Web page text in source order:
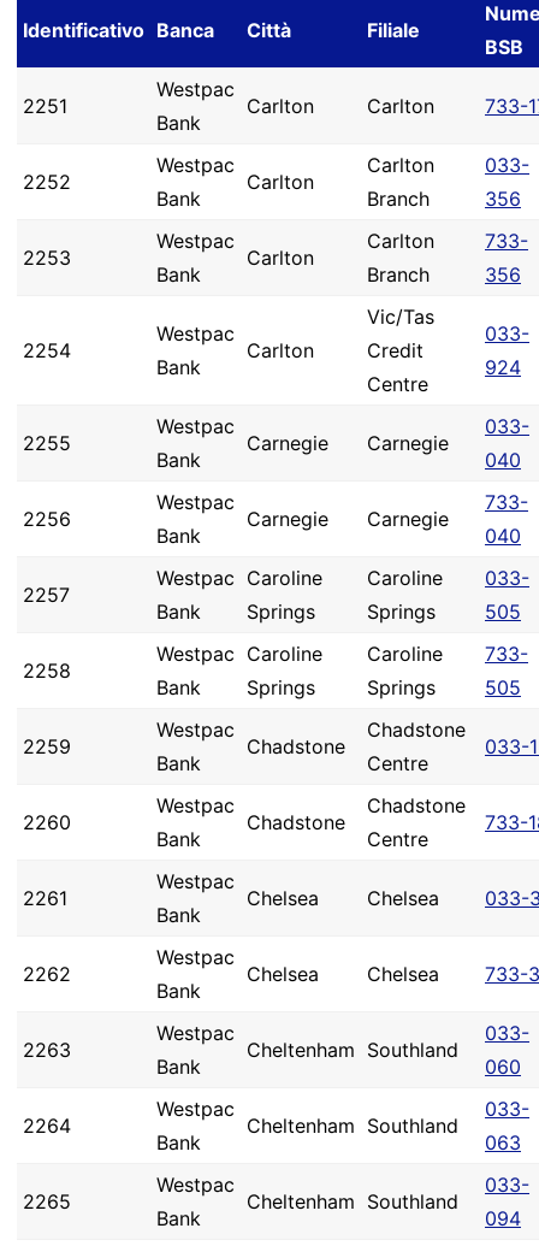
Identificativo Banca Città Filiale
BSB
2251
Westpac
Bank
Carlton Carlton 733-
2252
Westpac
Bank
Carlton
Carlton
Branch
033-
356
2253
Westpac
Bank
Carlton
Carlton
Branch
733-
356
2254
Westpac
Bank
Carlton
Vic/Tas
Credit
Centre
033-
924
2255
Westpac
Bank
Carnegie Carnegie
033-
040
2256
Westpac
Bank
Carnegie Carnegie
733-
040
2257
Westpac
Bank
Caroline
Springs
Caroline
Springs
033-
505
2258
Westpac
Bank
Caroline
Springs
Caroline
Springs
733-
505
2259
Westpac
Bank
Chadstone
Chadstone
Centre
033-
2260
Westpac
Bank
Chadstone
Chadstone
Centre
733-
2261
Westpac
Bank
Chelsea Chelsea 033-
2262
Westpac
Bank
Chelsea Chelsea 733-
2263
Westpac
Bank
Cheltenham Southland
033-
060
2264
Westpac
Bank
Cheltenham Southland
033-
063
2265
Westpac
Bank
Cheltenham Southland
033-
094